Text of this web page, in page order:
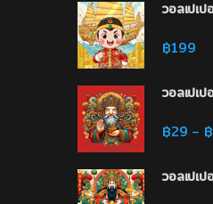
วอลเปเ
฿199
วอลเปเ
฿29 – ฿
วอลเปเ